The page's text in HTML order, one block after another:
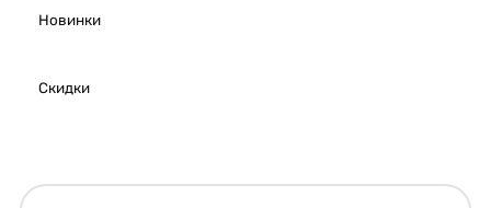
Новинки
Скидки